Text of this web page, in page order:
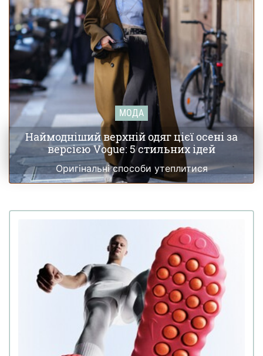
МОДА
Наймодніший верхній одяг цієї осені за
версією Vogue: 5 стильних ідей
Оригінальні способи утеплитися